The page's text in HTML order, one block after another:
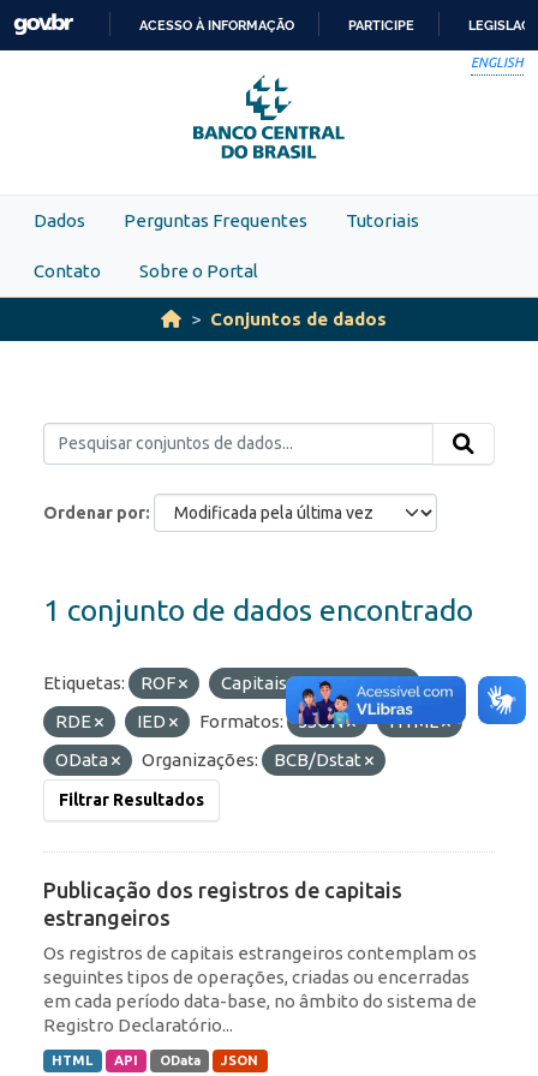
Skip to main content
PARA
O
CONTEÚDO
ACESSO À INFORMAÇÃO PARTICIPE
ENGLISH
Dados Perguntas Frequentes Tutoriais
Contato Sobre o Portal
Conjuntos de dados
Ordenar por
1 conjunto de dados encontrado
Etiquetas: ROF
Capitais Estrangeiros
RDE
IED Formatos: JSON
HTML
OData
Organizações: BCB/Dstat
Filtrar Resultados
Publicação dos registros de capitais
estrangeiros
Os registros de capitais estrangeiros contemplam os
seguintes tipos de operações, criadas ou encerradas
em cada período data-base, no âmbito do sistema de
Registro Declaratório...
HTML API OData JSON